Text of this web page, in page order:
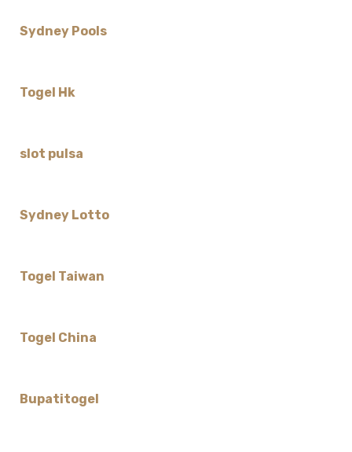
Sydney Pools
Togel Hk
slot pulsa
Sydney Lotto
Togel Taiwan
Togel China
Bupatitogel